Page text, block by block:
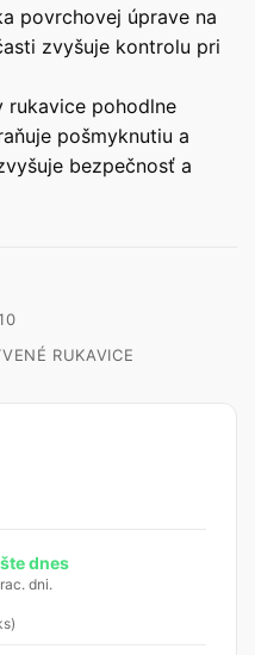
povrchovej úprave na
zvyšuje kontrolu pri
rukavice pohodlne
pošmyknutiu a
bezpečnosť a
RUKAVICE
dnes
dni.